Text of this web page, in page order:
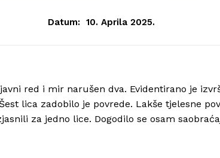
Datum: 10. Aprila 2025.
red i mir narušen dva. Evidentirano je
lica zadobilo je povrede. Lakše tjelesne
za jedno lice. Dogodilo se osam